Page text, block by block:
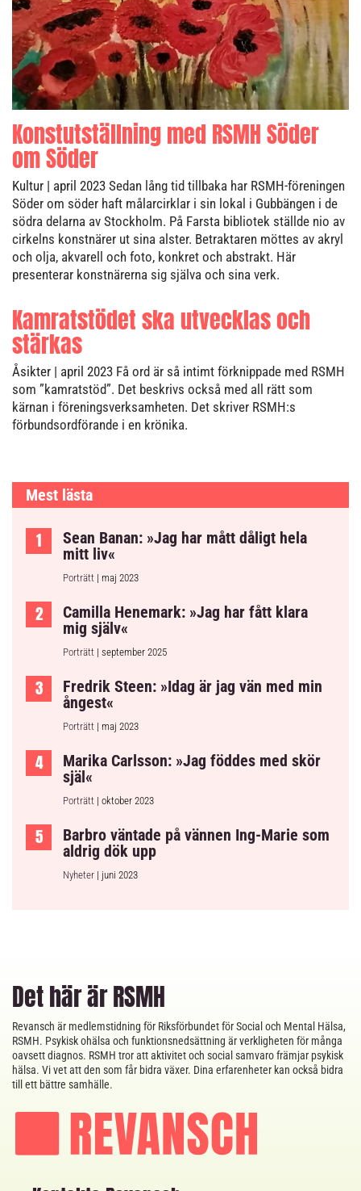
Konstutställning med RSMH Söder
om Söder
Kultur | april 2023 Sedan lång tid tillbaka har RSMH-föreningen
Söder om söder haft målarcirklar i sin lokal i Gubbängen i de
södra delarna av Stockholm. På Farsta bibliotek ställde nio av
cirkelns konstnärer ut sina alster. Betraktaren möttes av akryl
och olja, akvarell och foto, konkret och abstrakt. Här
presenterar konstnärerna sig själva och sina verk.
Kamratstödet ska utvecklas och
stärkas
Åsikter | april 2023 Få ord är så intimt förknippade med RSMH
som ”kamratstöd”. Det beskrivs också med all rätt som
kärnan i föreningsverksamheten. Det skriver RSMH:s
förbundsordförande i en krönika.
Mest lästa
Sean Banan: »Jag har mått dåligt hela
mitt liv«
Porträtt | maj 2023
Camilla Henemark: »Jag har fått klara
mig själv«
Porträtt | september 2025
Fredrik Steen: »Idag är jag vän med min
ångest«
Porträtt | maj 2023
Marika Carlsson: »Jag föddes med skör
själ«
Porträtt | oktober 2023
Barbro väntade på vännen Ing-Marie som
aldrig dök upp
Nyheter | juni 2023
Det här är RSMH
Revansch är medlemstidning för Riksförbundet för Social och Mental Hälsa,
RSMH. Psykisk ohälsa och funktionsnedsättning är verkligheten för många
oavsett diagnos. RSMH tror att aktivitet och social samvaro främjar psykisk
hälsa. Vi vet att den som får bidra växer. Dina erfarenheter kan också bidra
till ett bättre samhälle.